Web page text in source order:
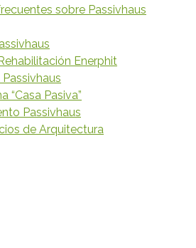
sobre Passivhaus
Enerphit
“Casa Pasiva”
Passivhaus
de Arquitectura